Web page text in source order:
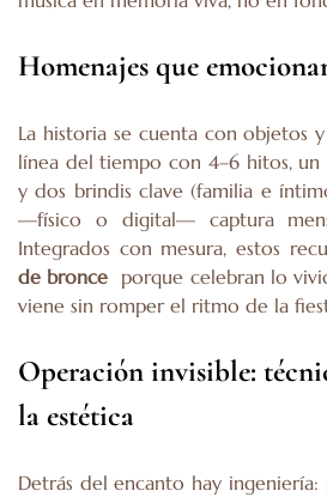
Homenajes que
La historia se cuenta con objetos y
línea del tiempo con 4–6 hitos,
y dos brindis clave (familia e
—físico o digital— captura
Integrados con mesura, estos
de bronce porque celebran lo
viene sin romper el ritmo de la
Operación invisible:
la estética
Detrás del encanto hay